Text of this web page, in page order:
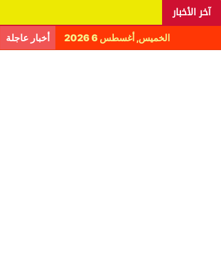
آخر الأخبار
الخميس, أغسطس 6 2026 أخبار عاجلة